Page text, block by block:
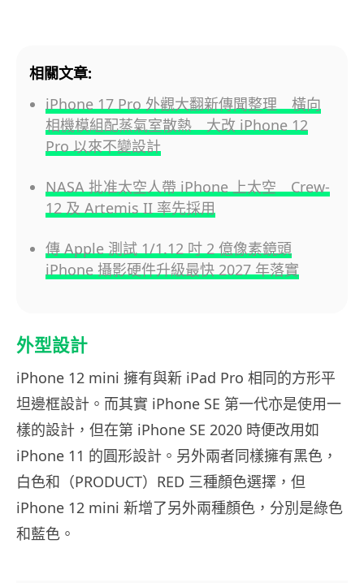
相關文章:
iPhone 17 Pro 外觀大翻新傳聞整理 橫向
相機模組配蒸氣室散熱 大改 iPhone 12
Pro 以來不變設計
NASA 批准太空人帶 iPhone 上太空 Crew-
12 及 Artemis II 率先採用
傳 Apple 測試 1/1.12 吋 2 億像素鏡頭
iPhone 攝影硬件升級最快 2027 年落實
外型設計
iPhone 12 mini 擁有與新 iPad Pro 相同的方形平
坦邊框設計。而其實 iPhone SE 第一代亦是使用一
樣的設計，但在第 iPhone SE 2020 時便改用如
iPhone 11 的圓形設計。另外兩者同樣擁有黑色，
白色和（PRODUCT）RED 三種顏色選擇，但
iPhone 12 mini 新增了另外兩種顏色，分別是綠色
和藍色。